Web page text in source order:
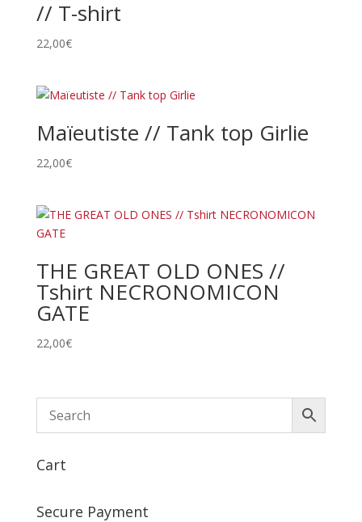
// T-shirt
22,00€
Maïeutiste // Tank top Girlie
22,00€
THE GREAT OLD ONES //
Tshirt NECRONOMICON
GATE
22,00€
Cart
Secure Payment